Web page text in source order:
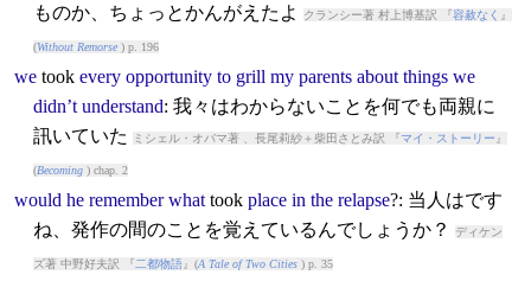
ものか、ちょっとかんがえたよ
クランシー著 村上博基訳 『容赦なく 』
(Without Remorse) p. 196
we took every opportunity to grill my parents about things we
didn’t understand: 我々はわからないことを何でも両親に
訊いていた
ミシェル・オバマ著 、長尾莉紗＋柴田さとみ訳 『マイ・ストーリー 』
(Becoming) chap. 2
would he remember what took place in the relapse?: 当人はです
ね、発作の間のことを覚えているんでしょうか？
ディケン
ズ著 中野好夫訳 『二都物語』(A Tale of Two Cities) p. 35